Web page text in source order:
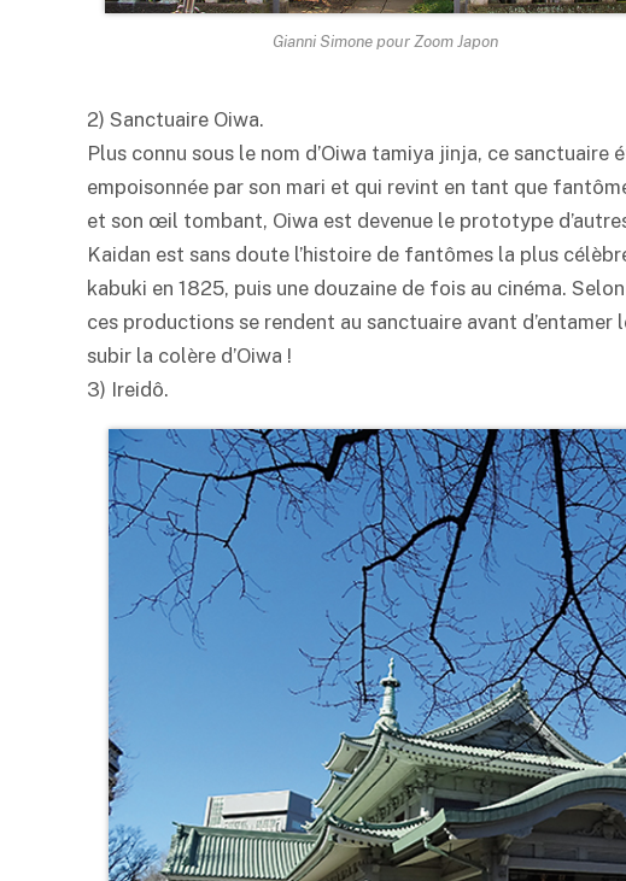
Gianni Simone pour Zoom Japon
2) Sanctuaire Oiwa.
Plus connu sous le nom d’Oiwa tamiya jinja, ce sanctuaire
empoisonnée par son mari et qui revint en tant que
et son œil tombant, Oiwa est devenue le prototype
Kaidan est sans doute l’histoire de fantômes la plus
kabuki en 1825, puis une douzaine de fois au cinéma.
ces productions se rendent au sanctuaire avant
subir la colère d’Oiwa !
3) Ireidô.